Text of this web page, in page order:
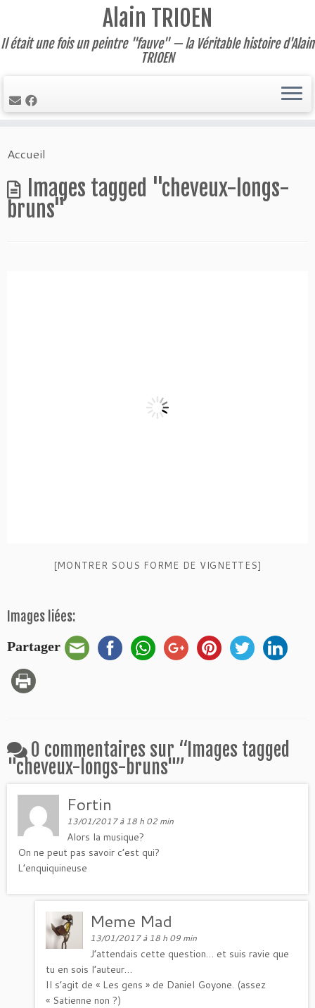
to
Alain TRIOEN
Il était une fois un peintre "fauve" — la Véritable histoire d'Alain
TRIOEN
Accueil
Images tagged "cheveux-longs-
bruns"
[MONTRER SOUS FORME DE VIGNETTES]
Images liées:
Partager
0 commentaires sur “ Images tagged
"cheveux-longs-bruns"”
Fortin
13/01/2017 à 18 h 02 min
Alors la musique?
On ne peut pas savoir c’est qui?
L’enquiquineuse
Meme Mad
13/01/2017 à 18 h 09 min
J’attendais cette question… et suis ravie que
tu en sois l’auteur…
Il s’agit de « Les gens » de Daniel Goyone. (assez
« Satienne non ?)